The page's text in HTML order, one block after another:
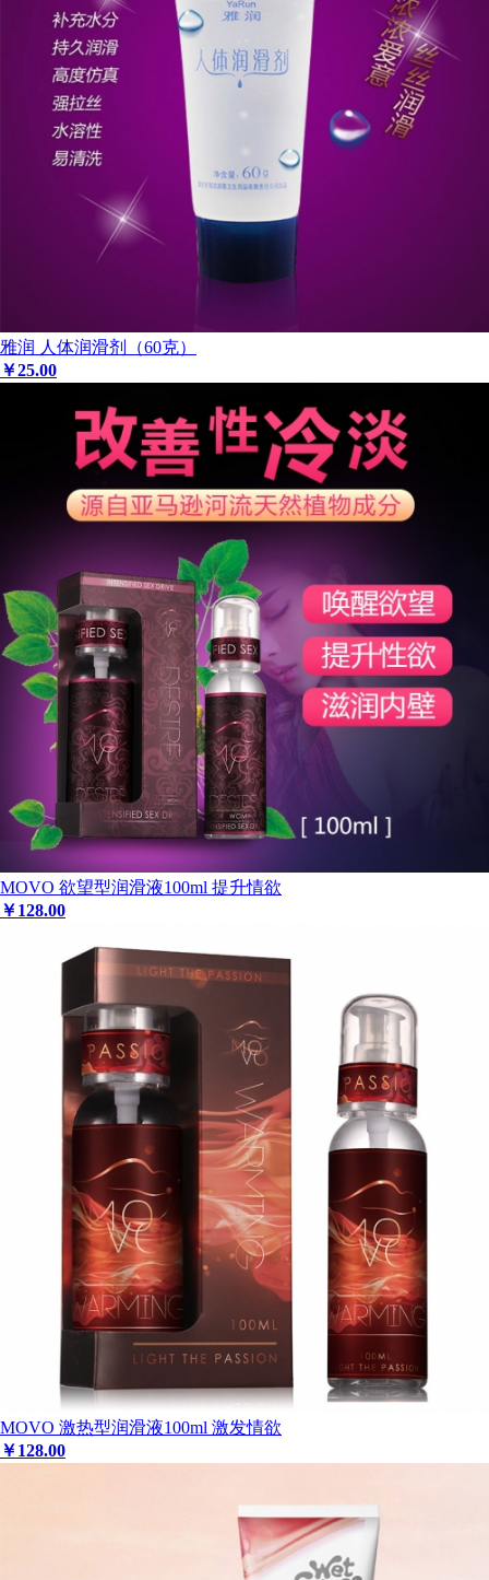
雅润 人体润滑剂（60克）
￥25.00
MOVO 欲望型润滑液100ml 提升情欲
￥128.00
MOVO 激热型润滑液100ml 激发情欲
￥128.00